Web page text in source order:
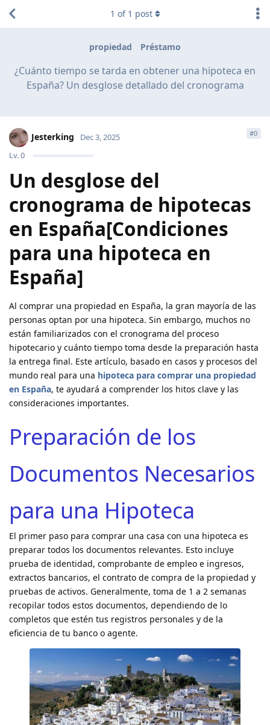
propiedad Préstamo
¿Cuánto tiempo se tarda en obtener una hipoteca en
España? Un desglose detallado del cronograma
1 of 1 post
Jesterking
Lv.0
Dec 3, 2025 #0
Un desglose del
cronograma de hipotecas
en España[Condiciones
para una hipoteca en
España]
Al comprar una propiedad en España, la gran mayoría de las
personas optan por una hipoteca. Sin embargo, muchos no
están familiarizados con el cronograma del proceso
hipotecario y cuánto tiempo toma desde la preparación hasta
la entrega final. Este artículo, basado en casos y procesos del
mundo real para una hipoteca para comprar una propiedad
en España, te ayudará a comprender los hitos clave y las
consideraciones importantes.
Preparación de los
Documentos Necesarios
para una Hipoteca
El primer paso para comprar una casa con una hipoteca es
preparar todos los documentos relevantes. Esto incluye
prueba de identidad, comprobante de empleo e ingresos,
extractos bancarios, el contrato de compra de la propiedad y
pruebas de activos. Generalmente, toma de 1 a 2 semanas
recopilar todos estos documentos, dependiendo de lo
completos que estén tus registros personales y de la
eficiencia de tu banco o agente.